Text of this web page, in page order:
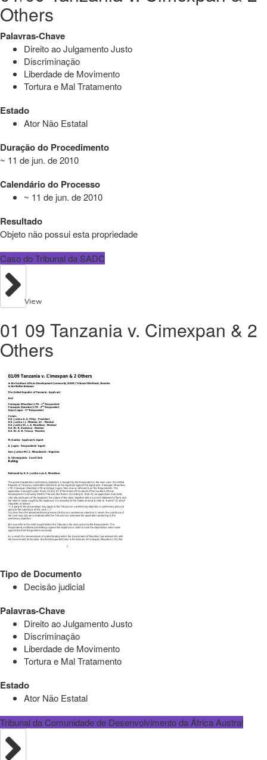
Others
Palavras-Chave
Direito ao Julgamento Justo
Discriminação
Liberdade de Movimento
Tortura e Mal Tratamento
Estado
Ator Não Estatal
Duração do Procedimento
~ 11 de jun. de 2010
Calendário do Processo
~ 11 de jun. de 2010
Resultado
Objeto não possui esta propriedade
Caso do Tribunal da SADC
View
01 09 Tanzania v. Cimexpan & 2
Others
Tipo de Documento
Decisão judicial
Palavras-Chave
Direito ao Julgamento Justo
Discriminação
Liberdade de Movimento
Tortura e Mal Tratamento
Estado
Ator Não Estatal
Tribunal da Comunidade de Desenvolvimento da África Austral